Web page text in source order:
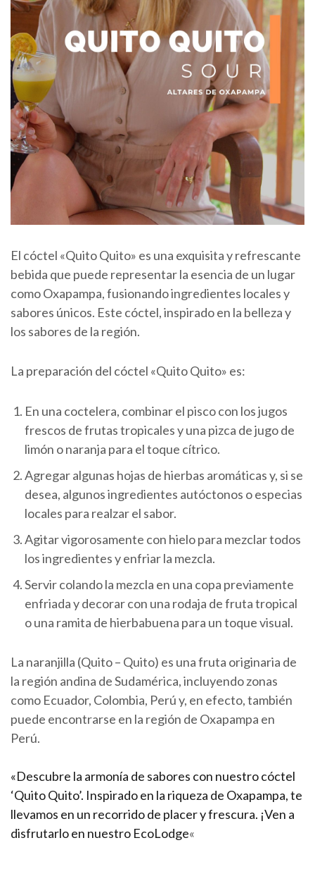
El cóctel «Quito Quito» es una exquisita y refrescante
bebida que puede representar la esencia de un lugar
como Oxapampa, fusionando ingredientes locales y
sabores únicos. Este cóctel, inspirado en la belleza y
los sabores de la región.
La preparación del cóctel «Quito Quito» es:
En una coctelera, combinar el pisco con los jugos
frescos de frutas tropicales y una pizca de jugo de
limón o naranja para el toque cítrico.
Agregar algunas hojas de hierbas aromáticas y, si se
desea, algunos ingredientes autóctonos o especias
locales para realzar el sabor.
Agitar vigorosamente con hielo para mezclar todos
los ingredientes y enfriar la mezcla.
Servir colando la mezcla en una copa previamente
enfriada y decorar con una rodaja de fruta tropical
o una ramita de hierbabuena para un toque visual.
La naranjilla (Quito – Quito) es una fruta originaria de
la región andina de Sudamérica, incluyendo zonas
como Ecuador, Colombia, Perú y, en efecto, también
puede encontrarse en la región de Oxapampa en
Perú.
«Descubre la armonía de sabores con nuestro cóctel
‘Quito Quito’. Inspirado en la riqueza de Oxapampa, te
llevamos en un recorrido de placer y frescura. ¡Ven a
disfrutarlo en nuestro EcoLodge«